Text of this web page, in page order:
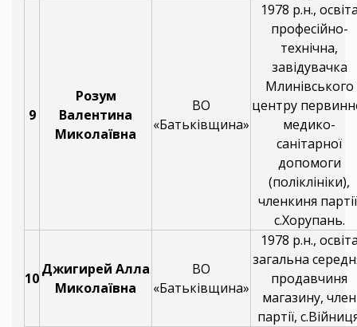
9
Розум
Валентина
Миколаївна
ВО
«Батьківщина»
1978 р.н.,
професійно-
технічна,
завідувачка
Млинівського
центру
медико-
санітарної
допомоги
(поліклініки),
членкиня
с.Хорупань.
10
Джигирей Алла
Миколаївна
ВО
«Батьківщина»
1978 р.н.,
загальна
продавчиня
магазину, член
партії,